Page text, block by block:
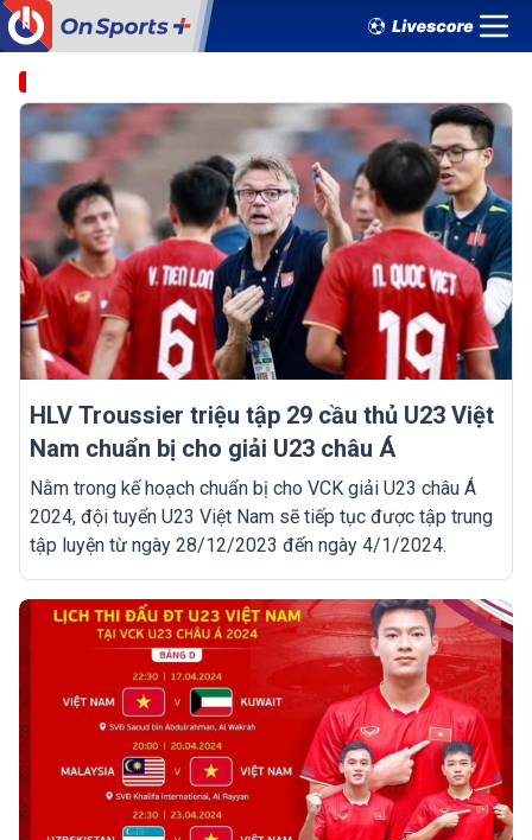
HLV Troussier triệu tập 29 cầu thủ U23 Việt
Nam chuẩn bị cho giải U23 châu Á
Nằm trong kế hoạch chuẩn bị cho VCK giải U23 châu Á
2024, đội tuyển U23 Việt Nam sẽ tiếp tục được tập trung
tập luyện từ ngày 28/12/2023 đến ngày 4/1/2024.